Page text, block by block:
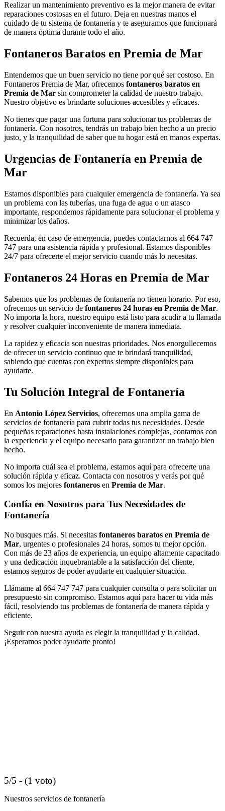
Realizar un mantenimiento preventivo es la mejor manera de evitar
reparaciones costosas en el futuro. Deja en nuestras manos el
cuidado de tu sistema de fontanería y te aseguramos que funcionará
de manera óptima durante todo el año.
Fontaneros Baratos en Premia de Mar
Entendemos que un buen servicio no tiene por qué ser costoso. En
Fontaneros Premia de Mar, ofrecemos fontaneros baratos en
Premia de Mar sin comprometer la calidad de nuestro trabajo.
Nuestro objetivo es brindarte soluciones accesibles y eficaces.
No tienes que pagar una fortuna para solucionar tus problemas de
fontanería. Con nosotros, tendrás un trabajo bien hecho a un precio
justo, y la tranquilidad de saber que tu hogar está en manos expertas.
Urgencias de Fontanería en Premia de
Mar
Estamos disponibles para cualquier emergencia de fontanería. Ya sea
un problema con las tuberías, una fuga de agua o un atasco
importante, respondemos rápidamente para solucionar el problema y
minimizar los daños.
Recuerda, en caso de emergencia, puedes contactarnos al 664 747
747 para una asistencia rápida y profesional. Estamos disponibles
24/7 para ofrecerte el mejor servicio cuando más lo necesitas.
Fontaneros 24 Horas en Premia de Mar
Sabemos que los problemas de fontanería no tienen horario. Por eso,
ofrecemos un servicio de fontaneros 24 horas en Premia de Mar.
No importa la hora, nuestro equipo está listo para acudir a tu llamada
y resolver cualquier inconveniente de manera inmediata.
La rapidez y eficacia son nuestras prioridades. Nos enorgullecemos
de ofrecer un servicio continuo que te brindará tranquilidad,
sabiendo que cuentas con expertos siempre disponibles para
ayudarte.
Tu Solución Integral de Fontanería
En Antonio López Servicios, ofrecemos una amplia gama de
servicios de fontanería para cubrir todas tus necesidades. Desde
pequeñas reparaciones hasta instalaciones complejas, contamos con
la experiencia y el equipo necesario para garantizar un trabajo bien
hecho.
No importa cuál sea el problema, estamos aquí para ofrecerte una
solución rápida y eficaz. Contacta con nosotros y verás por qué
somos los mejores fontaneros en Premia de Mar.
Confía en Nosotros para Tus Necesidades de
Fontanería
No busques más. Si necesitas fontaneros baratos en Premia de
Mar, urgentes o profesionales 24 horas, somos tu mejor opción.
Con más de 23 años de experiencia, un equipo altamente capacitado
y una dedicación inquebrantable a la satisfacción del cliente,
estamos seguros de poder ayudarte en cualquier situación.
Llámame al 664 747 747 para cualquier consulta o para solicitar un
presupuesto sin compromiso. Estamos aquí para hacer tu vida más
fácil, resolviendo tus problemas de fontanería de manera rápida y
eficiente.
Seguir con nuestra ayuda es elegir la tranquilidad y la calidad.
¡Esperamos poder ayudarte pronto!
5/5 - (1 voto)
Nuestros servicios de fontanería